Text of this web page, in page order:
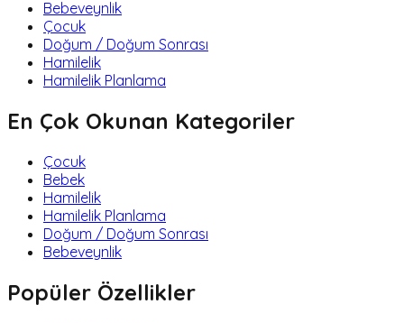
Bebeveynlik
Çocuk
Doğum / Doğum Sonrası
Hamilelik
Hamilelik Planlama
En Çok Okunan Kategoriler
Çocuk
Bebek
Hamilelik
Hamilelik Planlama
Doğum / Doğum Sonrası
Bebeveynlik
Popüler Özellikler